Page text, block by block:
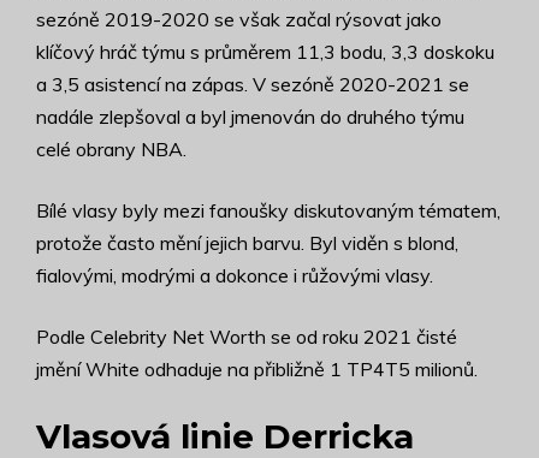
sezóně 2019-2020 se však začal rýsovat jako
klíčový hráč týmu s průměrem 11,3 bodu, 3,3 doskoku
a 3,5 asistencí na zápas. V sezóně 2020-2021 se
nadále zlepšoval a byl jmenován do druhého týmu
celé obrany NBA.
Bílé vlasy byly mezi fanoušky diskutovaným tématem,
protože často mění jejich barvu. Byl viděn s blond,
fialovými, modrými a dokonce i růžovými vlasy.
Podle Celebrity Net Worth se od roku 2021 čisté
jmění White odhaduje na přibližně 1 TP4T5 milionů.
Vlasová linie Derricka